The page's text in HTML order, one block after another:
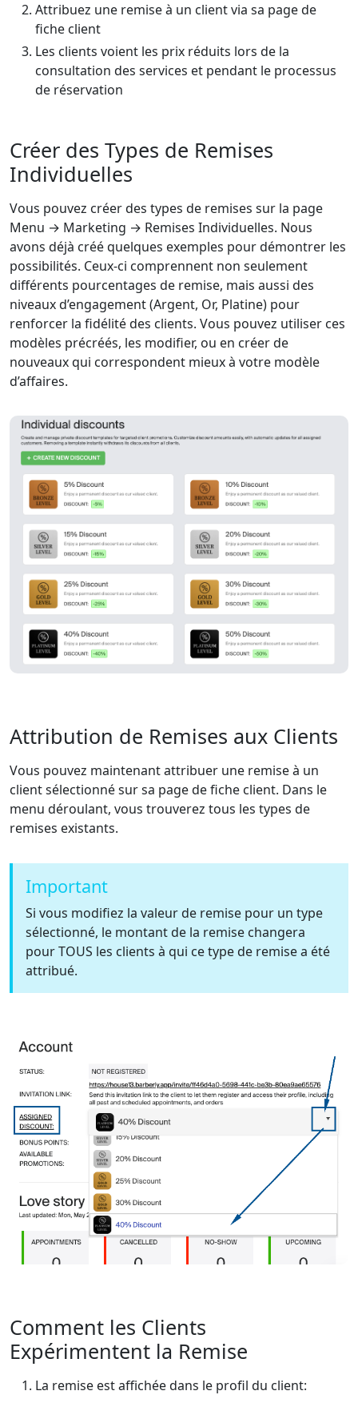
Attribuez une remise à un client via sa page de
fiche client
Les clients voient les prix réduits lors de la
consultation des services et pendant le processus
de réservation
Créer des Types de Remises
Individuelles
Vous pouvez créer des types de remises sur la page
Menu → Marketing → Remises Individuelles. Nous
avons déjà créé quelques exemples pour démontrer les
possibilités. Ceux-ci comprennent non seulement
différents pourcentages de remise, mais aussi des
niveaux d’engagement (Argent, Or, Platine) pour
renforcer la fidélité des clients. Vous pouvez utiliser ces
modèles précréés, les modifier, ou en créer de
nouveaux qui correspondent mieux à votre modèle
d’affaires.
Attribution de Remises aux Clients
Vous pouvez maintenant attribuer une remise à un
client sélectionné sur sa page de fiche client. Dans le
menu déroulant, vous trouverez tous les types de
remises existants.
Important
Si vous modifiez la valeur de remise pour un type
sélectionné, le montant de la remise changera
pour TOUS les clients à qui ce type de remise a été
attribué.
Comment les Clients
Expérimentent la Remise
La remise est affichée dans le profil du client: